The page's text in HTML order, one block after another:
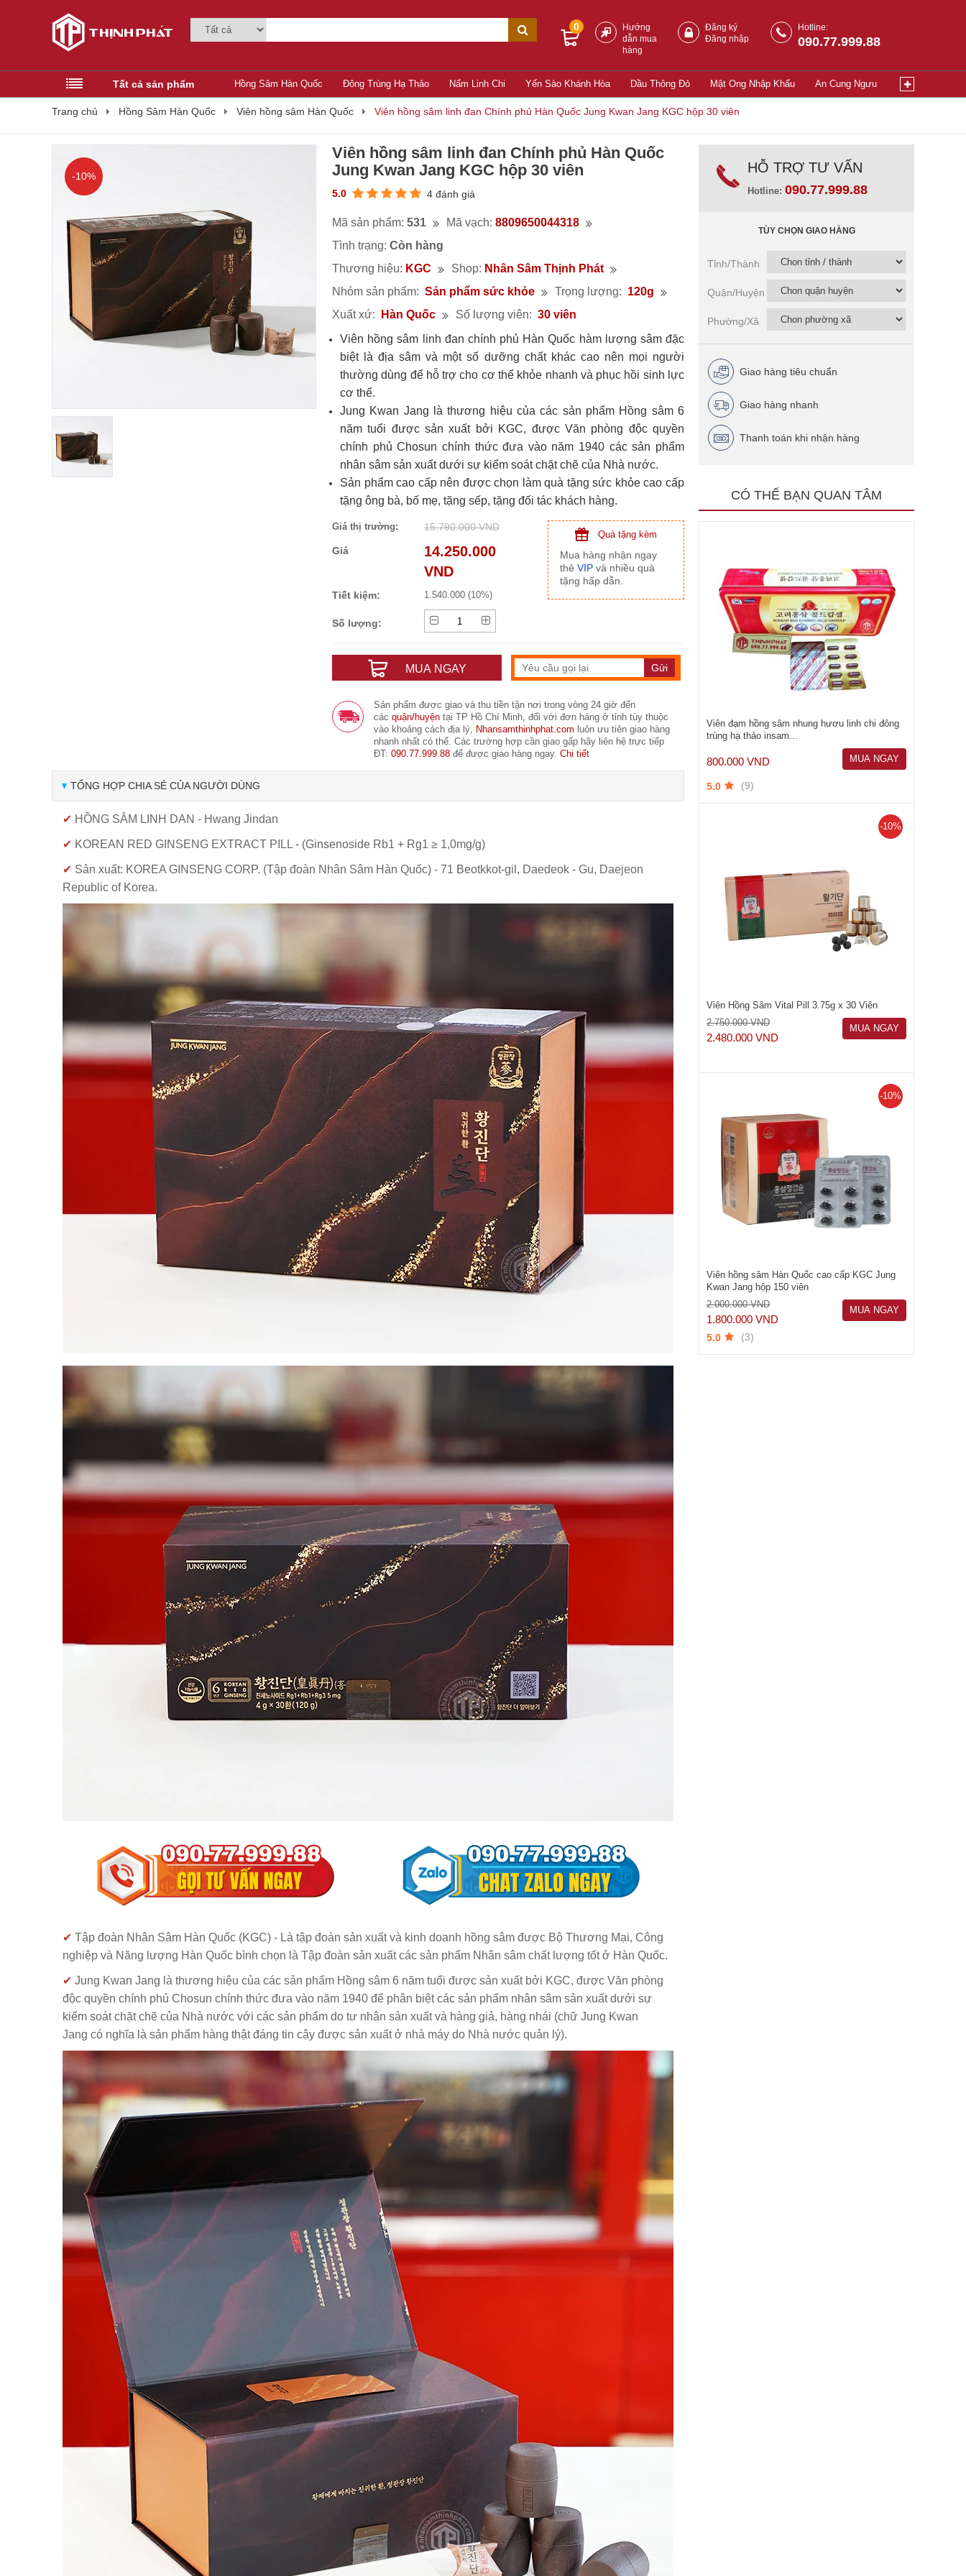
0
Hướng
dẫn mua
hàng
Đăng ký
Đăng nhập
Hotline:
090.77.999.88
Tất cả sản phẩm Hồng Sâm Hàn Quốc Đông Trùng Hạ Thảo Nấm Linh Chi Yến Sào Khánh Hòa Dầu Thông Đỏ Mật Ong Nhập Khẩu An Cung Ngưu
Trang chủ Hồng Sâm Hàn Quốc Viên hồng sâm Hàn Quốc Viên hồng sâm linh đan Chính phủ Hàn Quốc Jung Kwan Jang KGC hộp 30 viên
-10%
Viên hồng sâm linh đan Chính phủ Hàn Quốc
Jung Kwan Jang KGC hộp 30 viên
5.0 4 đánh giá
Mã sản phẩm: 531 Mã vạch: 8809650044318
Tình trạng: Còn hàng
Thương hiệu: KGC Shop: Nhân Sâm Thịnh Phát
Nhóm sản phẩm: Sản phẩm sức khỏe Trọng lượng: 120g
Xuất xứ:
Hàn Quốc Số lượng viên: 30 viên
Viên hồng sâm linh đan chính phủ Hàn Quốc hàm lượng sâm đặc
biệt là địa sâm và một số dưỡng chất khác cao nên mọi người
thường dùng để hỗ trợ cho cơ thể khỏe nhanh và phục hồi sinh lực
cơ thể.
Jung Kwan Jang là thương hiệu của các sản phẩm Hồng sâm 6
năm tuổi được sản xuất bởi KGC, được Văn phòng độc quyền
chính phủ Chosun chính thức đưa vào năm 1940 các sản phẩm
nhân sâm sản xuất dưới sự kiểm soát chặt chẽ của Nhà nước.
Sản phẩm cao cấp nên được chọn làm quà tặng sức khỏe cao cấp
tặng ông bà, bố mẹ, tặng sếp, tặng đối tác khách hàng.
Giá thị trường: 15.790.000 VND
Giá
14.250.000
VND
Tiết kiệm: 1.540.000 (10%)
Số lượng:
Quà tặng kèm
Mua hàng nhận ngay
thẻ VIP và nhiều quà
tặng hấp dẫn.
MUA NGAY
Sản phẩm được giao và thu tiền tận nơi trong vòng 24 giờ đến
các quận/huyện tại TP Hồ Chí Minh, đối với đơn hàng ở tỉnh tùy thuộc
vào khoảng cách địa lý, Nhansamthinhphat.com luôn ưu tiên giao hàng
nhanh nhất có thể. Các trường hợp cần giao gấp hãy liên hệ trực tiếp
ĐT: 090.77.999.88 để được giao hàng ngay. Chi tiết
TỔNG HỢP CHIA SẺ CỦA NGƯỜI DÙNG
✔ HỒNG SÂM LINH DAN - Hwang Jindan
✔ KOREAN RED GINSENG EXTRACT PILL - (Ginsenoside Rb1 + Rg1 ≥ 1,0mg/g)
✔ Sản xuất: KOREA GINSENG CORP. (Tập đoàn Nhân Sâm Hàn Quốc) - 71 Beotkkot-gil, Daedeok - Gu, Daejeon
Republic of Korea.
✔ Tập đoàn Nhân Sâm Hàn Quốc (KGC) - Là tập đoàn sản xuất và kinh doanh hồng sâm được Bộ Thương Mại, Công
nghiệp và Năng lượng Hàn Quốc bình chọn là Tập đoàn sản xuất các sản phẩm Nhân sâm chất lượng tốt ở Hàn Quốc.
✔ Jung Kwan Jang là thương hiệu của các sản phẩm Hồng sâm 6 năm tuổi được sản xuất bởi KGC, được Văn phòng
độc quyền chính phủ Chosun chính thức đưa vào năm 1940 để phân biệt các sản phẩm nhân sâm sản xuất dưới sự
kiểm soát chặt chẽ của Nhà nước với các sản phẩm do tư nhân sản xuất và hàng giả, hàng nhái (chữ Jung Kwan
Jang có nghĩa là sản phẩm hàng thật đáng tin cậy được sản xuất ở nhà máy do Nhà nước quản lý).
HỖ TRỢ TƯ VẤN
Hotline: 090.77.999.88
TÙY CHỌN GIAO HÀNG
Tỉnh/Thành
Quận/Huyện
Phường/Xã
Giao hàng tiêu chuẩn
Giao hàng nhanh
Thanh toán khi nhận hàng
CÓ THỂ BẠN QUAN TÂM
Viên đạm hồng sâm nhung hươu linh chi đông
trùng hạ thảo insam...
800.000 VND MUA NGAY
5.0 (9)
Viên Hồng Sâm Vital Pill 3.75g x 30 Viên
2.750.000 VND
2.480.000 VND
MUA NGAY
-10%
Viên hồng sâm Hàn Quốc cao cấp KGC Jung
Kwan Jang hộp 150 viên
2.000.000 VND
1.800.000 VND
MUA NGAY
-10%
5.0 (3)